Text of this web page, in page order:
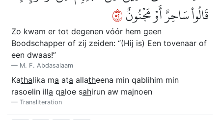
قَالُواْ سَاحِرٌ أَوۡ مَجۡنُونٌ٢٥
Zo kwam er tot degenen vόόr hem geen
Boodschapper of zij zeiden: “(Hij is) Een tovenaar of
een dwaas!”
M. F. Abdasalaam
Kathalika ma ata allatheena min qablihim min
rasoelin illa qaloe sahirun aw majnoen
Transliteration